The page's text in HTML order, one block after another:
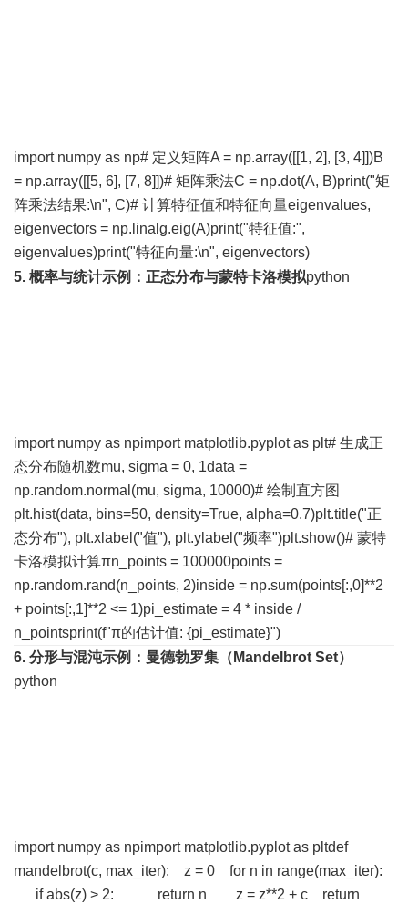
import numpy as np# 定义矩阵A = np.array([[1, 2], [3, 4]])B
= np.array([[5, 6], [7, 8]])# 矩阵乘法C = np.dot(A, B)print("矩
阵乘法结果:\n", C)# 计算特征值和特征向量eigenvalues,
eigenvectors = np.linalg.eig(A)print("特征值:",
eigenvalues)print("特征向量:\n", eigenvectors)
5. 概率与统计示例：正态分布与蒙特卡洛模拟python
import numpy as npimport matplotlib.pyplot as plt# 生成正
态分布随机数mu, sigma = 0, 1data =
np.random.normal(mu, sigma, 10000)# 绘制直方图
plt.hist(data, bins=50, density=True, alpha=0.7)plt.title("正
态分布"), plt.xlabel("值"), plt.ylabel("频率")plt.show()# 蒙特
卡洛模拟计算πn_points = 100000points =
np.random.rand(n_points, 2)inside = np.sum(points[:,0]**2
+ points[:,1]**2 <= 1)pi_estimate = 4 * inside /
n_pointsprint(f"π的估计值: {pi_estimate}")
6. 分形与混沌示例：曼德勃罗集（Mandelbrot Set）
python
import numpy as npimport matplotlib.pyplot as pltdef
mandelbrot(c, max_iter): z = 0 for n in range(max_iter):
if abs(z) > 2: return n z = z**2 + c return